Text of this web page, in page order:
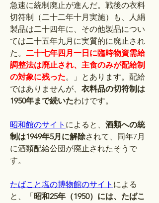
急速に統制廃止が進んだ。戦後の衣料
切符制（二十二年十月実施）も、人絹
製品は二十四年に、その他製品につい
ては二十五年九月に実質的に廃止され
た。 二十七年四月一日に臨時物資需給
調整法は廃止され、主食のみが配給制
の対象に残った。
」とあります。配給
ではありませんが、 衣料品の切符制は
1950年まで続いたわけです。
昭和館のサイト によると、 酒類への統
制は1949年5月に解除されて、同年7月
に酒類配給公団が廃止されたそうで
す。
たばこと塩の博物館のサイト による
と、「 昭和25年（1950）には、たばこ